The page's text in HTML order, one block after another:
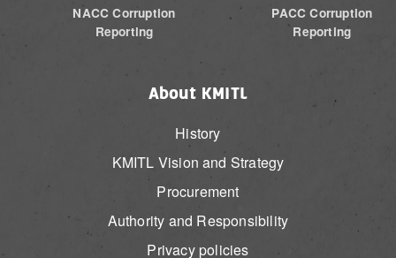
NACC Corruption
Reporting
PACC Corruption
Reporting
About KMITL
History
KMITL Vision and Strategy
Procurement
Authority and Responsibility
Privacy policies